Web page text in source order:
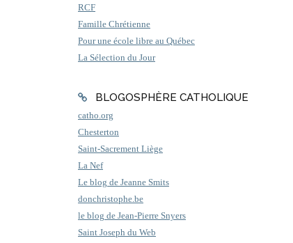
RCF
Famille Chrétienne
Pour une école libre au Québec
La Sélection du Jour
BLOGOSPHÈRE CATHOLIQUE
catho.org
Chesterton
Saint-Sacrement Liège
La Nef
Le blog de Jeanne Smits
donchristophe.be
le blog de Jean-Pierre Snyers
Saint Joseph du Web